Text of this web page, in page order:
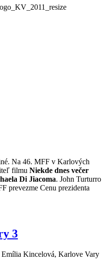
Na 46. MFF v Karlových
filmu Niekde dnes večer
Di Jiacoma. John Turturro
prevezme Cenu prezidenta
3
Emília Kincelová, Karlove Vary